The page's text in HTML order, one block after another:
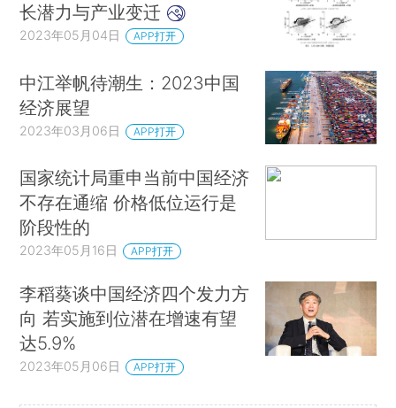
长潜力与产业变迁
2023年05月04日 APP打开
中江举帆待潮生：2023中国
经济展望
2023年03月06日 APP打开
国家统计局重申当前中国经济
不存在通缩 价格低位运行是
阶段性的
2023年05月16日 APP打开
李稻葵谈中国经济四个发力方
向 若实施到位潜在增速有望
达5.9%
2023年05月06日 APP打开